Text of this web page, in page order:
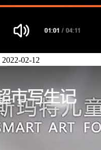
2022-02-12